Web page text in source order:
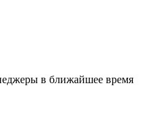
в ближайшее время